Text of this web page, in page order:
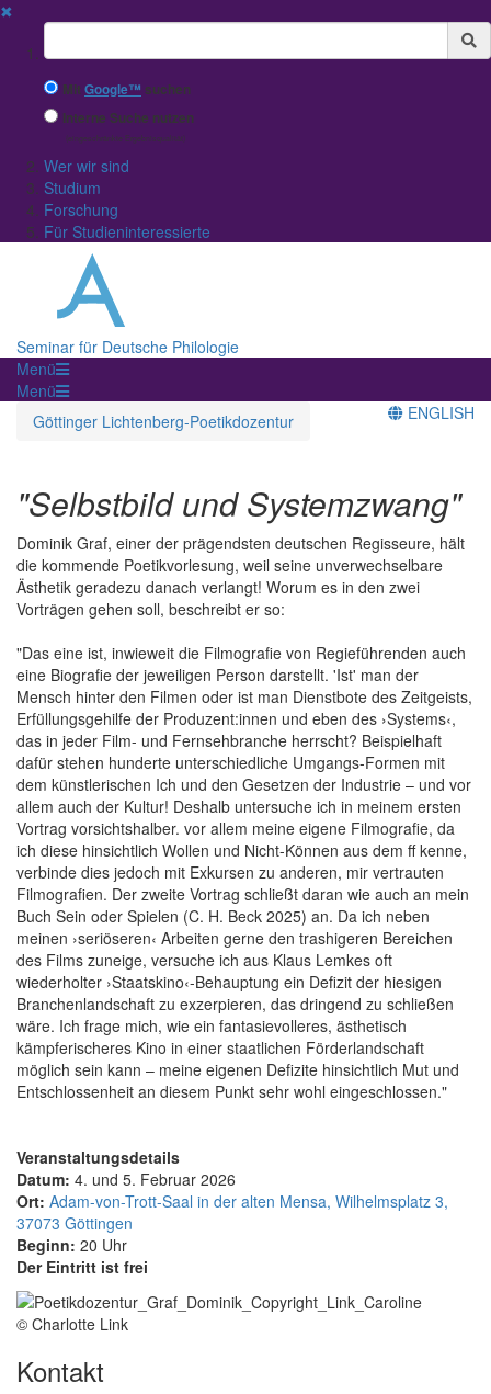
✖
Suchbegriff
MitGoogle™ suchen
Interne Suche nutzen
(eingeschränkte Ergebnisqualität)
Wer wir sind
Studium
Forschung
Für Studieninteressierte
Seminar für Deutsche Philologie
Menü
Menü
Göttinger Lichtenberg-Poetikdozentur
ENGLISH
"Selbstbild und Systemzwang"
Dominik Graf, einer der prägendsten deutschen Regisseure, hält
die kommende Poetikvorlesung, weil seine unverwechselbare
Ästhetik geradezu danach verlangt! Worum es in den zwei
Vorträgen gehen soll, beschreibt er so:
"Das eine ist, inwieweit die Filmografie von Regieführenden auch
eine Biografie der jeweiligen Person darstellt. 'Ist' man der
Mensch hinter den Filmen oder ist man Dienstbote des Zeitgeists,
Erfüllungsgehilfe der Produzent:innen und eben des ›Systems‹,
das in jeder Film- und Fernsehbranche herrscht? Beispielhaft
dafür stehen hunderte unterschiedliche Umgangs-Formen mit
dem künstlerischen Ich und den Gesetzen der Industrie – und vor
allem auch der Kultur! Deshalb untersuche ich in meinem ersten
Vortrag vorsichtshalber. vor allem meine eigene Filmografie, da
ich diese hinsichtlich Wollen und Nicht-Können aus dem ff kenne,
verbinde dies jedoch mit Exkursen zu anderen, mir vertrauten
Filmografien. Der zweite Vortrag schließt daran wie auch an mein
Buch Sein oder Spielen (C. H. Beck 2025) an. Da ich neben
meinen ›seriöseren‹ Arbeiten gerne den trashigeren Bereichen
des Films zuneige, versuche ich aus Klaus Lemkes oft
wiederholter ›Staatskino‹-Behauptung ein Defizit der hiesigen
Branchenlandschaft zu exzerpieren, das dringend zu schließen
wäre. Ich frage mich, wie ein fantasievolleres, ästhetisch
kämpferischeres Kino in einer staatlichen Förderlandschaft
möglich sein kann – meine eigenen Defizite hinsichtlich Mut und
Entschlossenheit an diesem Punkt sehr wohl eingeschlossen."
Veranstaltungsdetails
Datum: 4. und 5. Februar 2026
Ort: Adam-von-Trott-Saal in der alten Mensa, Wilhelmsplatz 3,
37073 Göttingen
Beginn: 20 Uhr
Der Eintritt ist frei
© Charlotte Link
Kontakt